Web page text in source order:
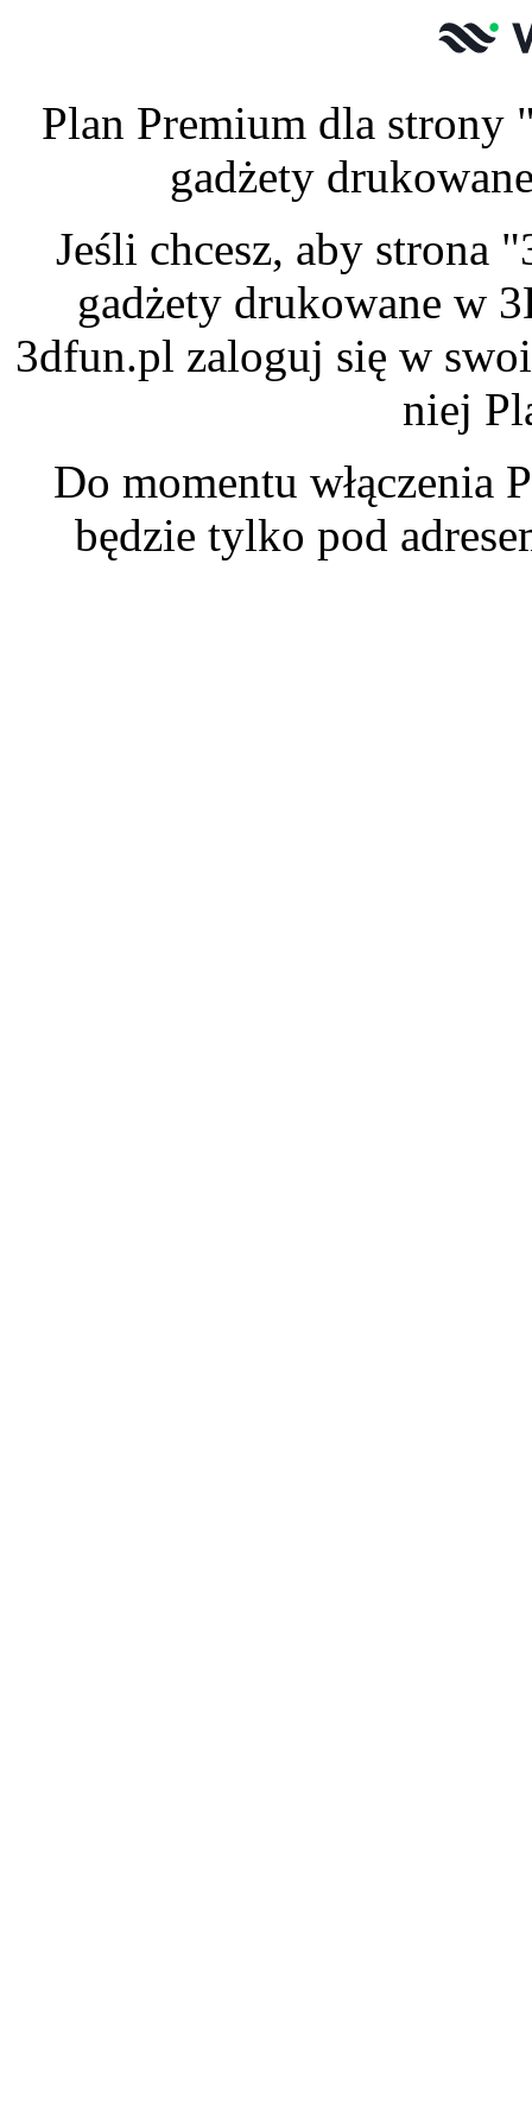
Plan Premium dla strony
gadżety
Jeśli chcesz, aby strona
gadżety drukowane w
3dfun.pl zaloguj się w
niej
Do momentu włączenia
będzie tylko pod